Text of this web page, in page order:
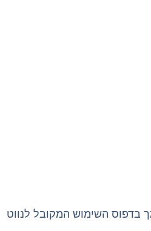
בדפוס השימוש המקובל לנווט